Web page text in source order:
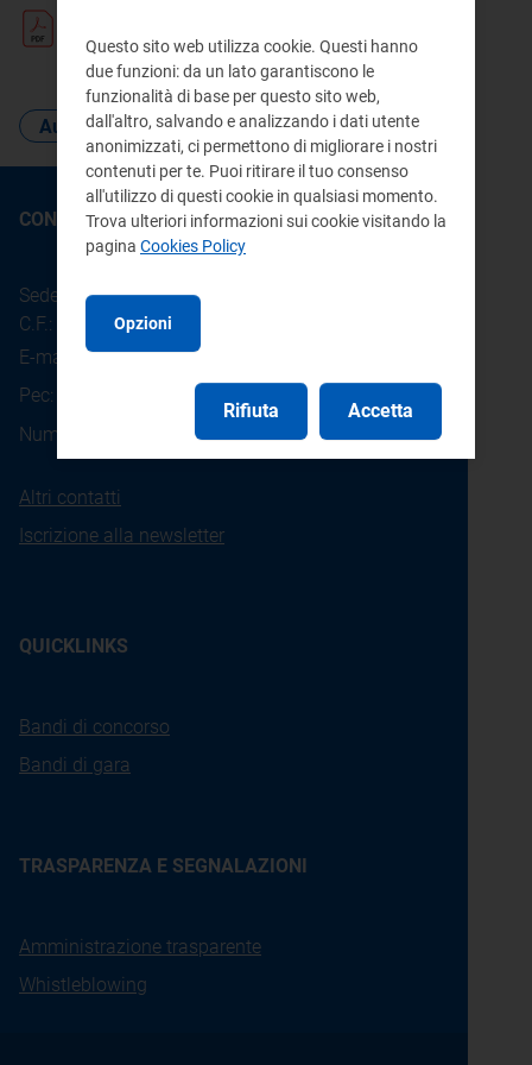
dipendenti - anno 2021 - pdf 91 KB
Autorità trasparente personale
CONTATTI
Sede legale: Piazza Cavour 5 - 20121 - Milano
C.F.: 97190020152
E-mail:info@arera.it
Pec:
protocollo@pec.arera.it
Numero verde consumatori:800.166.654
Altri contatti
Iscrizione alla newsletter
QUICKLINKS
Bandi di concorso
Bandi di gara
TRASPARENZA E SEGNALAZIONI
Amministrazione trasparente
Whistleblowing
Questo sito web utilizza cookie. Questi hanno
due funzioni: da un lato garantiscono le
funzionalità di base per questo sito web,
dall'altro, salvando e analizzando i dati utente
anonimizzati, ci permettono di migliorare i nostri
contenuti per te. Puoi ritirare il tuo consenso
all'utilizzo di questi cookie in qualsiasi momento.
Trova ulteriori informazioni sui cookie visitando la
pagina Cookies Policy
Opzioni
Rifiuta Accetta